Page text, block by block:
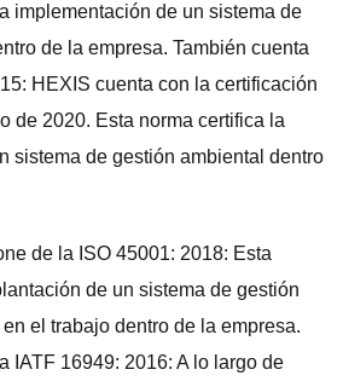
implementación de un sistema de
de la empresa. También cuenta
HEXIS cuenta con la certificación
de 2020. Esta norma certifica la
sistema de gestión ambiental dentro
de la ISO 45001: 2018: Esta
de un sistema de gestión
el trabajo dentro de la empresa.
IATF 16949: 2016: A lo largo de